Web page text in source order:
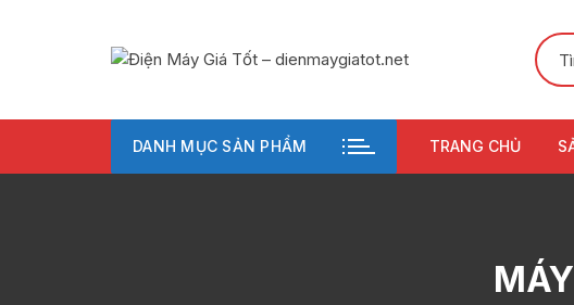
DANH MỤC SẢN PHẨM TRANG CHỦ